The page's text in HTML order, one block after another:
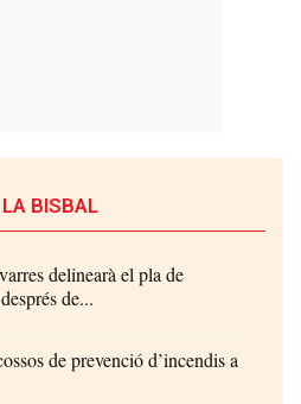
BISBAL
delinearà el pla de
de...
de prevenció d’incendis a